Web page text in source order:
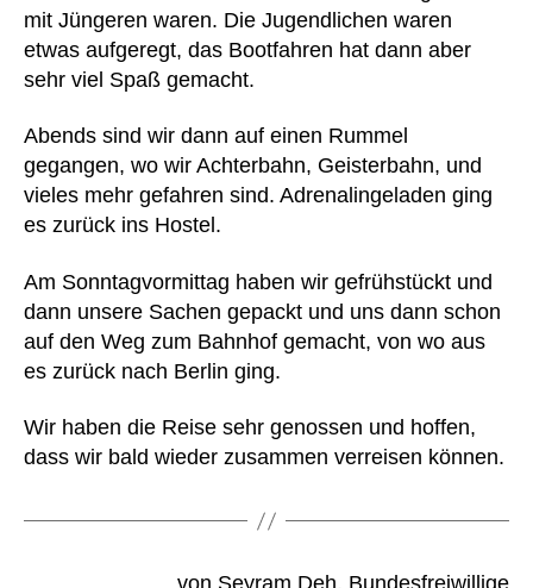
mit Jüngeren waren. Die Jugendlichen waren
etwas aufgeregt, das Bootfahren hat dann aber
sehr viel Spaß gemacht.
Abends sind wir dann auf einen Rummel
gegangen, wo wir Achterbahn, Geisterbahn, und
vieles mehr gefahren sind. Adrenalingeladen ging
es zurück ins Hostel.
Am Sonntagvormittag haben wir gefrühstückt und
dann unsere Sachen gepackt und uns dann schon
auf den Weg zum Bahnhof gemacht, von wo aus
es zurück nach Berlin ging.
Wir haben die Reise sehr genossen und hoffen,
dass wir bald wieder zusammen verreisen können.
von Seyram Deh, Bundesfreiwillige